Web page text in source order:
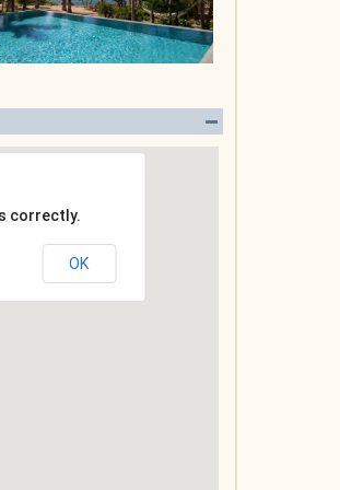
correctly.
OK